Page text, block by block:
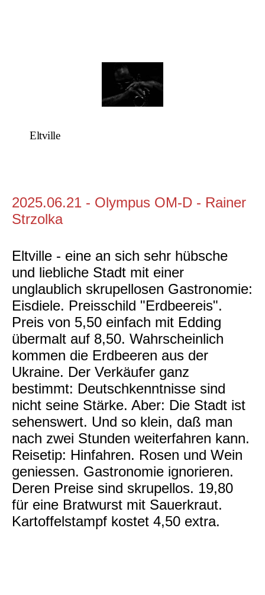
Eltville
2025.06.21 - Olympus OM-D - Rainer
Strzolka
Eltville - eine an sich sehr hübsche
und liebliche Stadt mit einer
unglaublich skrupellosen Gastronomie:
Eisdiele. Preisschild "Erdbeereis".
Preis von 5,50 einfach mit Edding
übermalt auf 8,50. Wahrscheinlich
kommen die Erdbeeren aus der
Ukraine. Der Verkäufer ganz
bestimmt: Deutschkenntnisse sind
nicht seine Stärke. Aber: Die Stadt ist
sehenswert. Und so klein, daß man
nach zwei Stunden weiterfahren kann.
Reisetip: Hinfahren. Rosen und Wein
geniessen. Gastronomie ignorieren.
Deren Preise sind skrupellos. 19,80
für eine Bratwurst mit Sauerkraut.
Kartoffelstampf kostet 4,50 extra.